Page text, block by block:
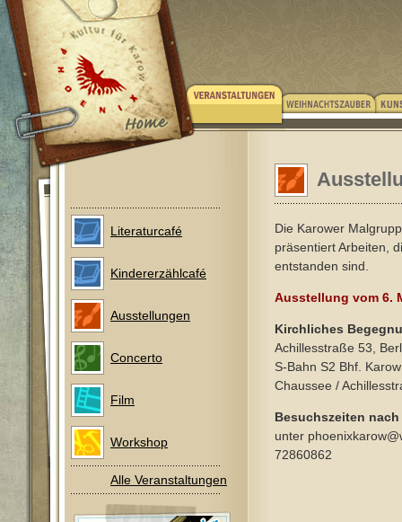
Literaturcafé
Kindererzählcafé
Ausstellungen
Concerto
Film
Workshop
Alle Veranstaltungen
Die Karower
präsentiert Arbeiten,
entstanden sind.
Ausstellung vom 6.
Kirchliches
Achillesstraße 53,
S-Bahn S2 Bhf.
Chaussee /
Besuchszeiten
unter
72860862